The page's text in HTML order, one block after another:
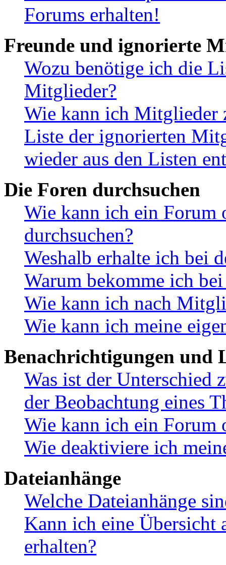
Forums erhalten!
Freunde und ignorierte
Wozu benötige ich die
Mitglieder?
Wie kann ich Mitglieder
Liste der ignorierten
wieder aus den Listen
Die Foren durchsuchen
Wie kann ich ein Forum
durchsuchen?
Weshalb erhalte ich bei
Warum bekomme ich
Wie kann ich nach
Wie kann ich meine
Benachrichtigungen und
Was ist der Unterschied
der Beobachtung eines
Wie kann ich ein Forum
Wie deaktiviere ich
Dateianhänge
Welche Dateianhänge
Kann ich eine Übersicht
erhalten?